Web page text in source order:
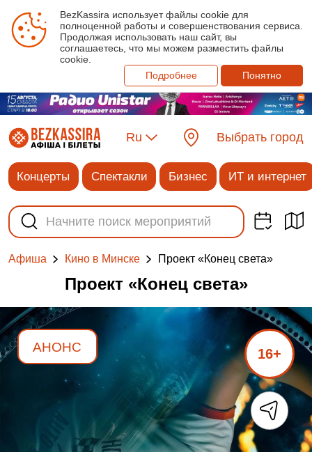
BezKassira использует файлы cookie для
полноценной работы и совершенствования сервиса.
Продолжая использовать наш сайт, вы
соглашаетесь, что мы можем разместить файлы
cookie.
Подробнее
Понятно
Ru Выбрать город
Концерты Спектакли Бизнес ИТ и интернет
Афиша Кино в Минске Проект «Конец света»
Проект «Конец света»
АНОНС 16+